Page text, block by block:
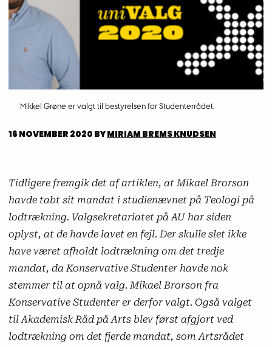
Mikkel Grøne er valgt til bestyrelsen for Studenterrådet.
16 NOVEMBER 2020 BYMIRIAM BREMS KNUDSEN
Tidligere fremgik det af artiklen, at Mikael Brorson
havde tabt sit mandat i studienævnet på Teologi på
lodtrækning. Valgsekretariatet på AU har siden
oplyst, at de havde lavet en fejl. Der skulle slet ikke
have været afholdt lodtrækning om det tredje
mandat, da Konservative Studenter havde nok
stemmer til at opnå valg. Mikael Brorson fra
Konservative Studenter er derfor valgt. Også valget
til Akademisk Råd på Arts blev først afgjort ved
lodtrækning om det fjerde mandat, som Artsrådet